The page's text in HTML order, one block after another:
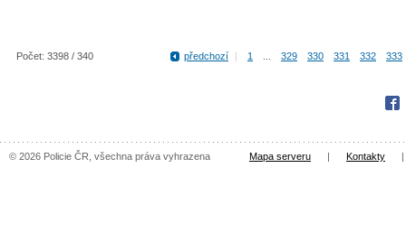
Počet: 3398 / 340 předchozí | 1 329 330 331 332 333
© 2026 Policie ČR, všechna práva vyhrazena Mapa serveru | Kontakty |